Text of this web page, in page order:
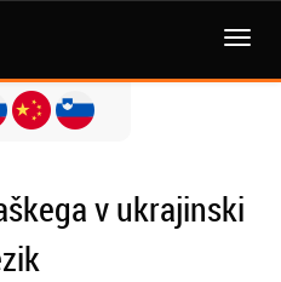
MENI
v ukrajinski